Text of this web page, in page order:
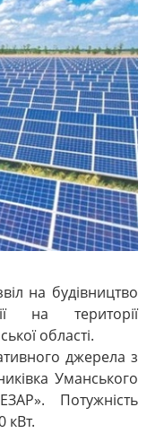
на будівництво
на території
області.
джерела з
Уманського
Потужність
кВт.